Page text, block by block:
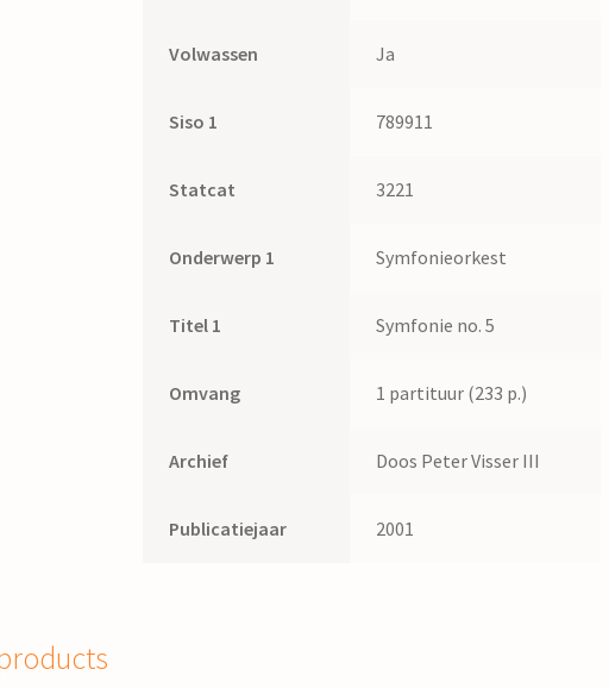
Volwassen Ja
Siso 1 789911
Statcat 3221
Onderwerp 1 Symfonieorkest
Titel 1 Symfonie no. 5
Omvang 1 partituur (233 p.)
Archief Doos Peter Visser III
Publicatiejaar 2001